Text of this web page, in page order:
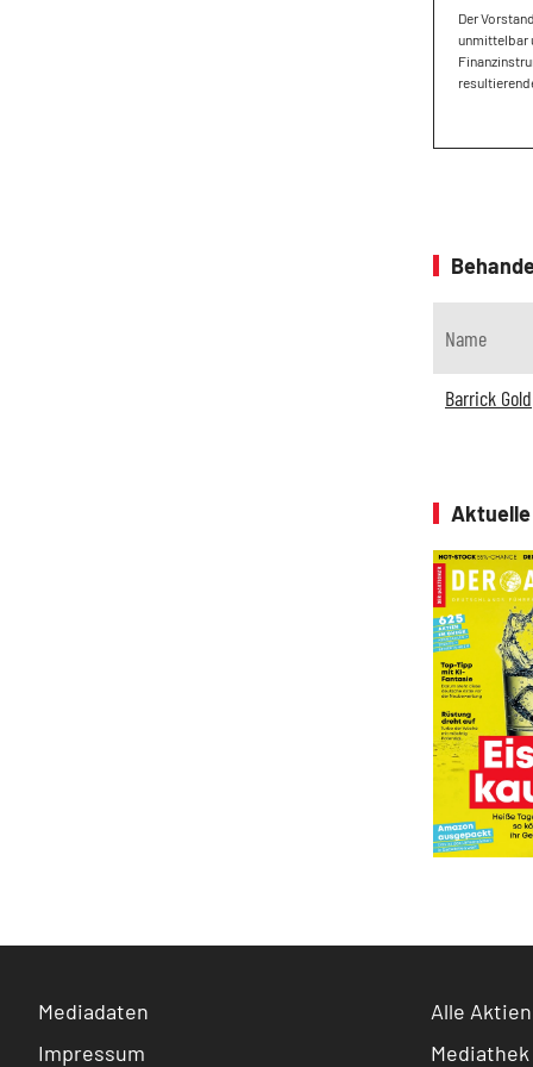
Der
unmittelbar
Name
Barrick Gold
Mediadaten
Impressum
Alle Aktien
Mediathek